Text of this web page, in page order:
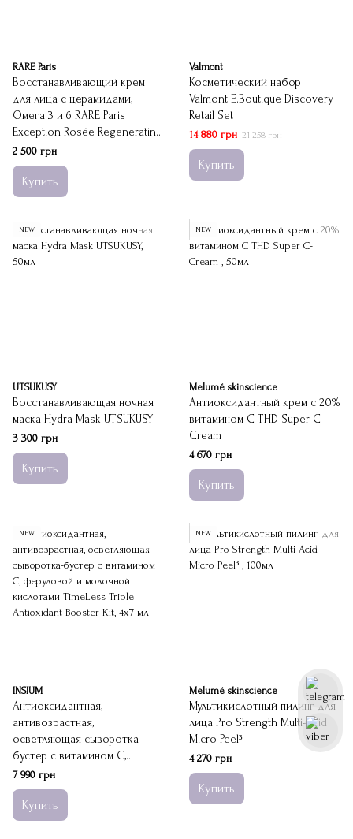
RARE Paris
Восстанавливающий крем
для лица с церамидами,
Омега 3 и 6 RARE Paris
Exception Rosée Regenerating
Night Cream
2 500 грн
Купить
Valmont
Косметический набор
Valmont E.Boutique Discovery
Retail Set
14 880 грн 21 258 грн
Купить
NEW
UTSUKUSY
Восстанавливающая ночная
маска Hydra Mask UTSUKUSY
3 300 грн
Купить
NEW
Melumé skinscience
Антиоксидантный крем с 20%
витамином C THD Super C-
Cream
4 670 грн
Купить
NEW
INSIUM
Антиоксидантная,
антивозрастная,
осветляющая сыворотка-
бустер с витамином С,
феруловой и молочной
кислотами TimeLess Triple
Antioxidant Booster Kit
7 990 грн
Купить
NEW
Melumé skinscience
Мультикислотный пилинг для
лица Pro Strength Multi-Acid
Micro Peel³
4 270 грн
Купить